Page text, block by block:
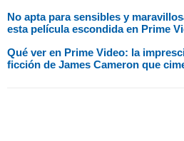
No apta para sensibles y
esta película escondida en Prime
Qué ver en Prime Video: la
ficción de James Cameron que